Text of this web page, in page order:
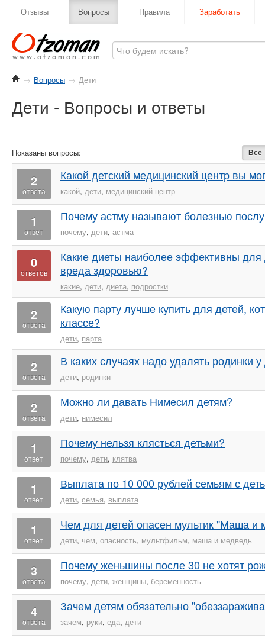
Отзывы Вопросы Правила Заработать
→ Вопросы → Дети
Дети - Вопросы и ответы
Показаны вопросы: Все
2
ответа
Какой детский медицинский центр вы
какой, дети, медицинский центр
1
ответ
Почему астму называют болезнью
почему, дети, астма
0
ответов
Какие диеты наиболее эффективны для
вреда здоровью?
какие, дети, диета, подростки
2
ответа
Какую парту лучше купить для детей,
классе?
дети, парта
2
ответа
В каких случаях надо удалять родинки у
дети, родинки
2
ответа
Можно ли давать Нимесил детям?
дети, нимесил
1
ответ
Почему нельзя клясться детьми?
почему, дети, клятва
1
ответ
Выплата по 10 000 рублей семьям с
дети, семья, выплата
1
ответ
Чем для детей опасен мультик "Маша и
дети, чем, опасность, мультфильм, маша и медведь
3
ответа
Почему женьшины после 30 не хотят
почему, дети, женщины, беременность
4
ответа
Зачем детям обязательно
зачем, руки, еда, дети